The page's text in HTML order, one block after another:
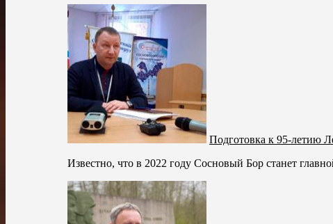
Подготовка к 95-летию
Известно, что в 2022 году Сосновый Бор станет